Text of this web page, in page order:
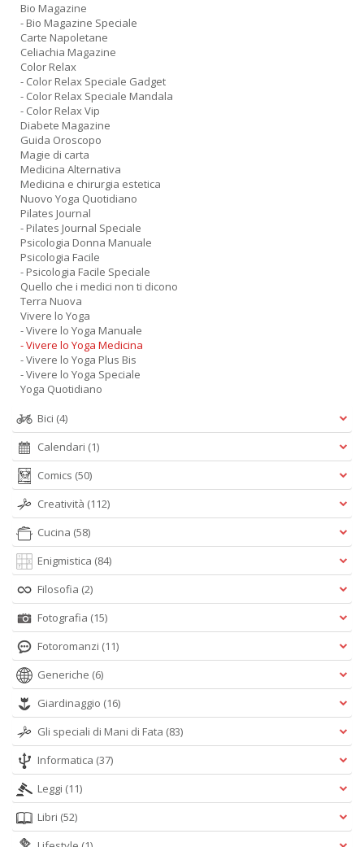
Bio Magazine
- Bio Magazine Speciale
Carte Napoletane
Celiachia Magazine
Color Relax
- Color Relax Speciale Gadget
- Color Relax Speciale Mandala
- Color Relax Vip
Diabete Magazine
Guida Oroscopo
Magie di carta
Medicina Alternativa
Medicina e chirurgia estetica
Nuovo Yoga Quotidiano
Pilates Journal
- Pilates Journal Speciale
Psicologia Donna Manuale
Psicologia Facile
- Psicologia Facile Speciale
Quello che i medici non ti dicono
Terra Nuova
Vivere lo Yoga
- Vivere lo Yoga Manuale
- Vivere lo Yoga Medicina
- Vivere lo Yoga Plus Bis
- Vivere lo Yoga Speciale
Yoga Quotidiano
Bici (4)
Calendari (1)
Comics (50)
Creatività (112)
Cucina (58)
Enigmistica (84)
Filosofia (2)
Fotografia (15)
Fotoromanzi (11)
Generiche (6)
Giardinaggio (16)
Gli speciali di Mani di Fata (83)
Informatica (37)
Leggi (11)
Libri (52)